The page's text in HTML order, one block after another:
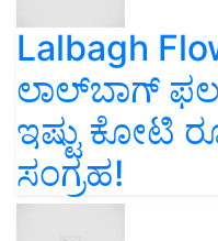
Lalbagh
ಲಾಲ್‌ಬಾಗ್
ಇಷ್ಟು ಕೋಟಿ
ಸಂಗ್ರಹ!